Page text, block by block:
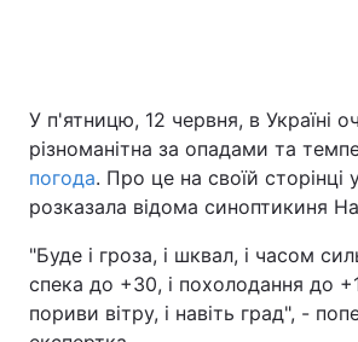
У п'ятницю, 12 червня, в Україні
різноманітна за опадами та
погода. Про це на своїй сторінці
розказала відома синоптикиня
"Буде і гроза, і шквал, і часом
спека до +30, і похолодання до
пориви вітру, і навіть град", -